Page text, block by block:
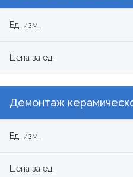
Ед. изм.
Цена за ед.
Демонтаж
Ед. изм.
Цена за ед.